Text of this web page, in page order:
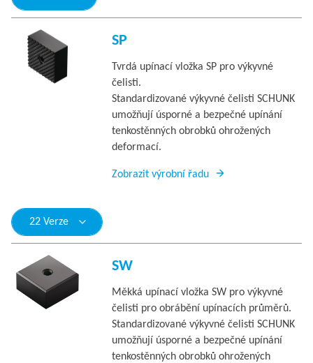
SP
Tvrdá upínací vložka SP pro výkyvné
čelisti.
Standardizované výkyvné čelisti SCHUNK
umožňují úsporné a bezpečné upínání
tenkostěnných obrobků ohrožených
deformací.
Zobrazit výrobní řadu
22 Verze
SW
Měkká upínací vložka SW pro výkyvné
čelisti pro obrábění upínacích průměrů.
Standardizované výkyvné čelisti SCHUNK
umožňují úsporné a bezpečné upínání
tenkostěnných obrobků ohrožených